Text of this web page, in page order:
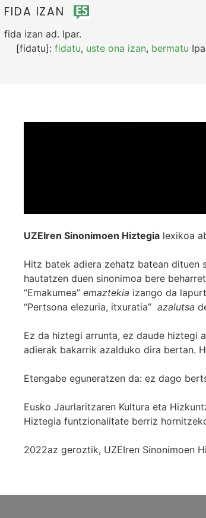
FIDA IZAN
fida izan ad. Ipar.
[fidatu]: fidatu, uste ona izan, bermatu
UZEIren Sinonimoen Hiztegia lexikoa
Hitz batek adiera zehatz batean dituen
hautatzen duen sinonimoa bere
“Emakumea” emaztekia izango da
“Pertsona elezuria, itxuratia” azalutsa
Ez da hiztegi arrunta, ez daude hiztegi
adierak bakarrik azalduko dira bertan.
Etengabe eguneratzen da: ez dago
Eusko Jaurlaritzaren Kultura eta
Hiztegia funtzionalitate berriz
2022az geroztik, UZEIren Sinonimoen